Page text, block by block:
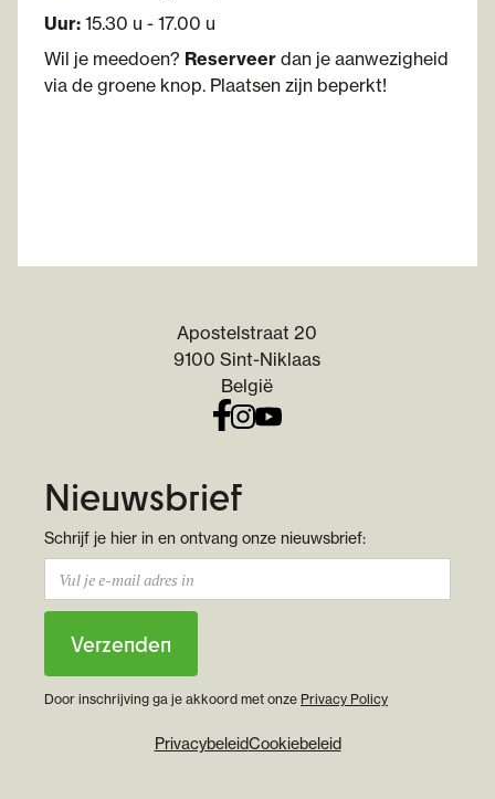
Uur: 15.30 u - 17.00 u
Wil je meedoen? Reserveer dan je aanwezigheid
via de groene knop. Plaatsen zijn beperkt!
Apostelstraat 20
9100 Sint-Niklaas
België
Nieuwsbrief
Schrijf je hier in en ontvang onze nieuwsbrief:
Door inschrijving ga je akkoord met onze Privacy Policy
PrivacybeleidCookiebeleid